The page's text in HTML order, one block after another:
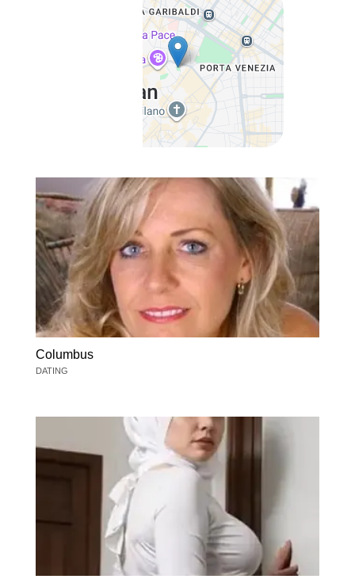
Columbus
DATING